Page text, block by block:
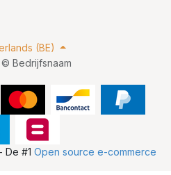
Bedrijfsnaam
(BE)
- De #1Open source e-commerce